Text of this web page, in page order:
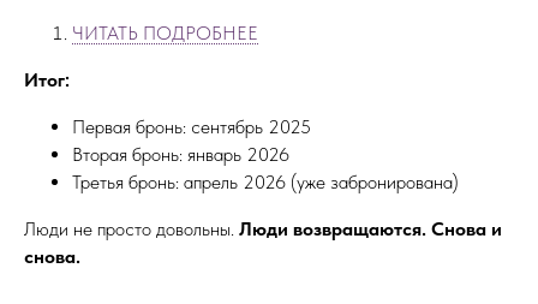
ЧИТАТЬ ПОДРОБНЕЕ
Итог:
Первая бронь: сентябрь 2025
Вторая бронь: январь 2026
Третья бронь: апрель 2026 (уже забронирована)
Люди не просто довольны. Люди возвращаются. Снова и
снова.